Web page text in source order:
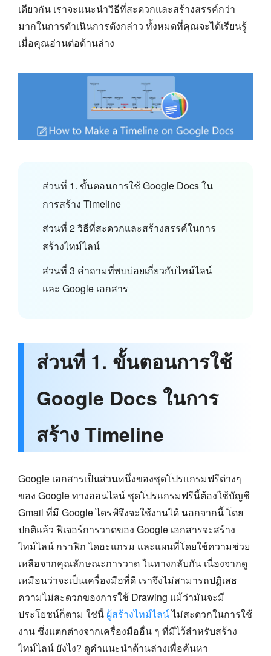
เดียวกัน เราจะแนะนำวิธีที่สะดวกและสร้างสรรค์กว่า
มากในการดำเนินการดังกล่าว ทั้งหมดที่คุณจะได้เรียนรู้
เมื่อคุณอ่านต่อด้านล่าง
ส่วนที่ 1. ขั้นตอนการใช้ Google Docs ใน
การสร้าง Timeline
ส่วนที่ 2 วิธีที่สะดวกและสร้างสรรค์ในการ
สร้างไทม์ไลน์
ส่วนที่ 3 คำถามที่พบบ่อยเกี่ยวกับไทม์ไลน์
และ Google เอกสาร
ส่วนที่ 1. ขั้นตอนการใช้
Google Docs ในการ
สร้าง Timeline
Google เอกสารเป็นส่วนหนึ่งของชุดโปรแกรมฟรีต่างๆ
ของ Google ทางออนไลน์ ชุดโปรแกรมฟรีนี้ต้องใช้บัญชี
Gmail ที่มี Google ไดรฟ์จึงจะใช้งานได้ นอกจากนี้ โดย
ปกติแล้ว ฟีเจอร์การวาดของ Google เอกสารจะสร้าง
ไทม์ไลน์ กราฟิก ไดอะแกรม และแผนที่โดยใช้ความช่วย
เหลือจากคุณลักษณะการวาด ในทางกลับกัน เนื่องจากดู
เหมือนว่าจะเป็นเครื่องมือที่ดี เราจึงไม่สามารถปฏิเสธ
ความไม่สะดวกของการใช้ Drawing แม้ว่ามันจะมี
ประโยชน์ก็ตาม ใช่นี้ ผู้สร้างไทม์ไลน์ไม่สะดวกในการใช้
งาน ซึ่งแตกต่างจากเครื่องมืออื่น ๆ ที่มีไว้สำหรับสร้าง
ไทม์ไลน์ ยังไง? ดูคำแนะนำด้านล่างเพื่อค้นหา